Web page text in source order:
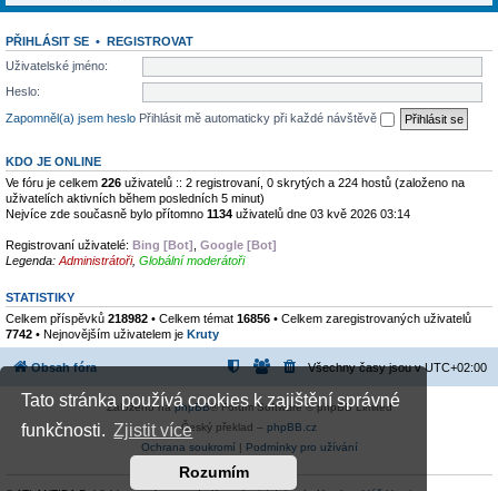
Tato stránka používá cookies k zajištění správné
funkčnosti. Zjistit více
Rozumím
PŘIHLÁSIT SE • REGISTROVAT
Uživatelské jméno:
Heslo:
Zapomněl(a) jsem heslo Přihlásit mě automaticky při každé návštěvě
KDO JE ONLINE
Ve fóru je celkem 226 uživatelů :: 2 registrovaní, 0 skrytých a 224 hostů (založeno na
uživatelích aktivních během posledních 5 minut)
Nejvíce zde současně bylo přítomno 1134 uživatelů dne 03 kvě 2026 03:14
Registrovaní uživatelé: Bing [Bot] Google [Bot]
Legenda: Administrátoři, Globální moderátoři
STATISTIKY
Celkem příspěvků 218982 • Celkem témat 16856 • Celkem zaregistrovaných uživatelů
7742 • Nejnovějším uživatelem je Kruty
Obsah fóra Všechny časy jsou vUTC+02:00
Založeno naphpBB® Forum Software © phpBB Limited
Český překlad – phpBB.cz
Ochrana soukromí| Podmínky pro užívání